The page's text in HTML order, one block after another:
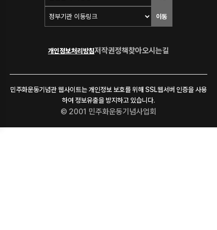
이동
개인정보처리방침저작권정책찾아오시는길
민주화운동기념관 웹사이트는 개인정보 보호를 위해 SSL웹서버 인증을 사용
하여 정보유출을 방지하고 있습니다.
© 2001 민주화운동기념사업회